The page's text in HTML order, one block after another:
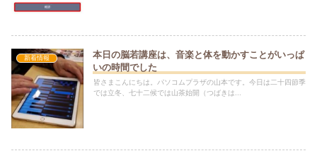
新着情報
本日の脳若講座は、音楽と体を動かすことがいっぱ
いの時間でした
皆さまこんにちは。パソコムプラザの山本です。今日は二十四節季
では立冬、七十二候では山茶始開（つばきは...